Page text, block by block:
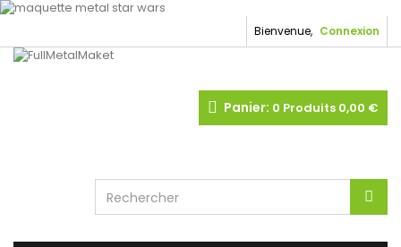
Bienvenue, Connexion
Panier: 0 Produits 0,00 €